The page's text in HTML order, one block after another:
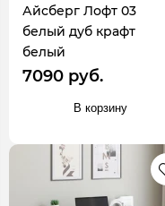
Айсберг Лофт 03
белый дуб крафт
белый
7090 руб.
В корзину